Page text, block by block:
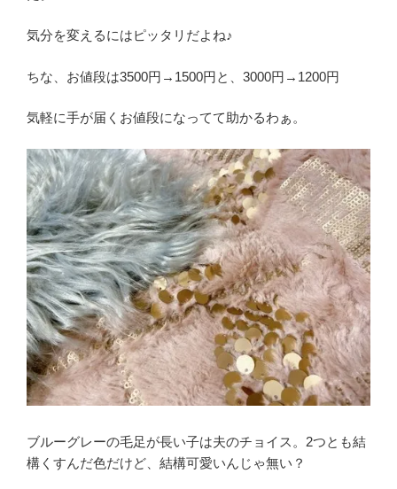
気分を変えるにはピッタリだよね♪
ちな、お値段は3500円→1500円と、3000円→1200円
気軽に手が届くお値段になってて助かるわぁ。
ブルーグレーの毛足が長い子は夫のチョイス。2つとも結
構くすんだ色だけど、結構可愛いんじゃ無い？